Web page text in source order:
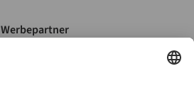
Werbepartner